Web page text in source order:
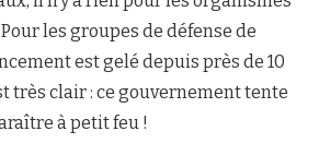
les groupes de défense de
est gelé depuis près de 10
très clair : ce gouvernement tente
à petit feu !